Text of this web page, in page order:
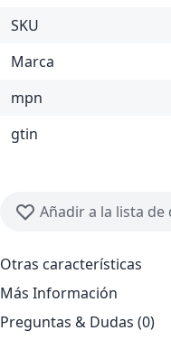
SKU
Marca
mpn
gtin
Añadir a la lista de
Otras características
Más Información
Preguntas & Dudas (0)